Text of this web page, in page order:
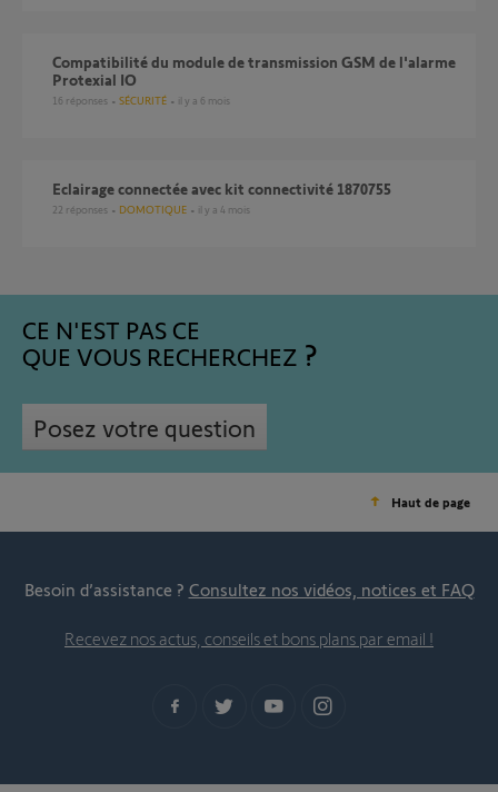
compatibilité du module de transmission GSM de l'alarme
Protexial IO
16 réponses SÉCURITÉ il y a 6 mois
Eclairage connectée avec kit connectivité 1870755
22 réponses DOMOTIQUE il y a 4 mois
CE N'EST PAS CE
QUE VOUS RECHERCHEZ
Posez votre question
Haut de page
Besoin d’assistance ? Consultez nos vidéos, notices et FAQ
Recevez nos actus, conseils et bons plans par email !